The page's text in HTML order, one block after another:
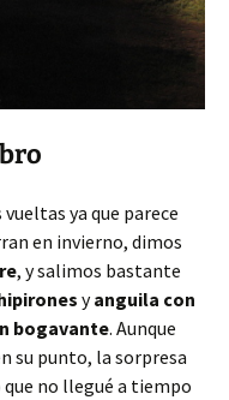
ya que parece
en invierno, dimos
, y salimos bastante
yanguila con
bogavante. Aunque
su punto, la sorpresa
no llegué a tiempo